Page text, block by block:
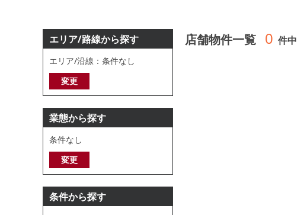
エリア/路線から探す
エリア/沿線：条件なし
変更
業態から探す
条件なし
変更
条件から探す
店舗物件一覧 0 件中